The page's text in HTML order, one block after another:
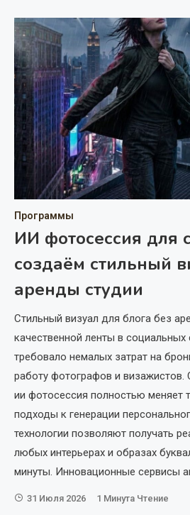
Программы
ИИ фотосессия для
создаём стильный
аренды студии
Стильный визуал для блога без
качественной ленты в социальных
требовало немалых затрат на
работу фотографов и визажистов.
ии фотосессия полностью меняет
подходы к генерации
технологии позволяют получать
любых интерьерах и образах
минуты. Инновационные сервисы
31 Июля 2026 1 Минута Чтение